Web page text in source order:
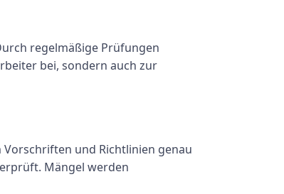
regelmäßige Prüfungen
bei, sondern auch zur
und Richtlinien genau
Mängel werden